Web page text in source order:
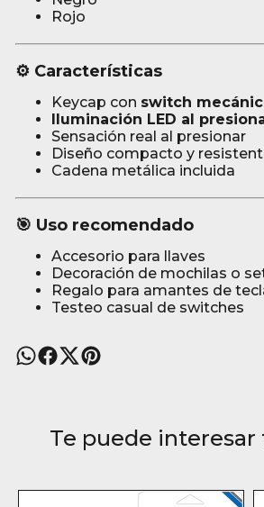
Rojo
⚙️ Características
Keycap con switch
Iluminación LED al
Sensación real al presionar
Diseño compacto y
Cadena metálica incluida
🎯 Uso recomendado
Accesorio para llaves
Decoración de mochilas o
Regalo para amantes de
Testeo casual de switches
Te puede